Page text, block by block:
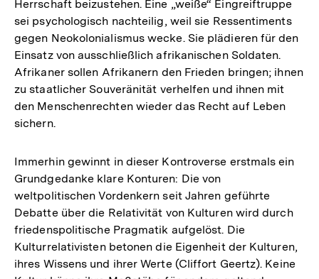
Herrschaft beizustehen. Eine „weiße“ Eingreiftruppe
sei psychologisch nachteilig, weil sie Ressentiments
gegen Neokolonialismus wecke. Sie plädieren für den
Einsatz von ausschließlich afrikanischen Soldaten.
Afrikaner sollen Afrikanern den Frieden bringen; ihnen
zu staatlicher Souveränität verhelfen und ihnen mit
den Menschenrechten wieder das Recht auf Leben
sichern.
Immerhin gewinnt in dieser Kontroverse erstmals ein
Grundgedanke klare Konturen: Die von
weltpolitischen Vordenkern seit Jahren geführte
Debatte über die Relativität von Kulturen wird durch
friedenspolitische Pragmatik aufgelöst. Die
Kulturrelativisten betonen die Eigenheit der Kulturen,
ihres Wissens und ihrer Werte (Cliffort Geertz). Keine